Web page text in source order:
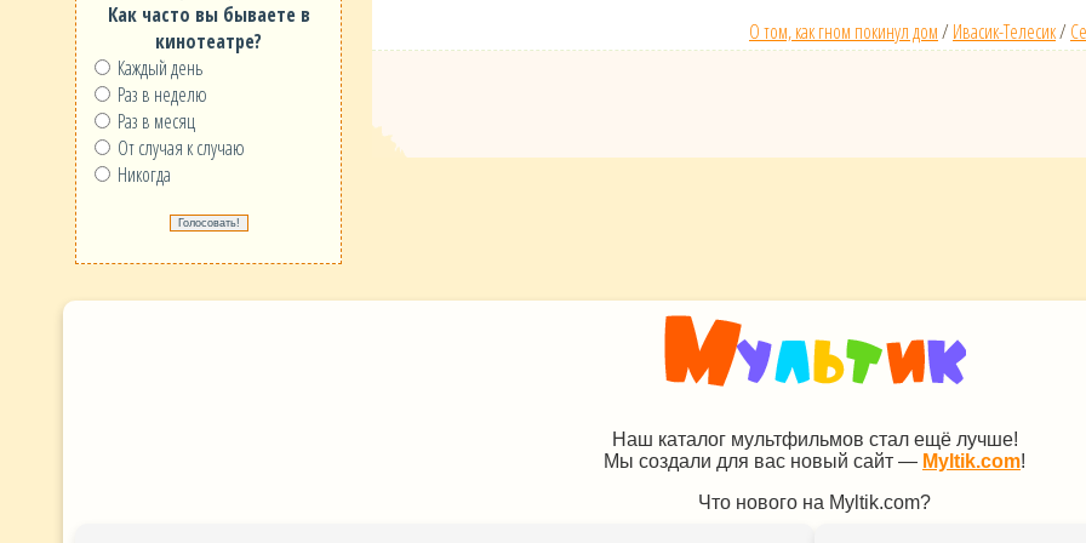
Как часто вы бываете в
кинотеатре?
Каждый день
Раз в неделю
Раз в месяц
От случая к случаю
Никогда
О том, как гном покинул дом/ Ивасик-Телесик/
Наш каталог мультфильмов стал ещё лучше!
Мы создали для вас новый сайт — Myltik.com!
Что нового на Myltik.com?